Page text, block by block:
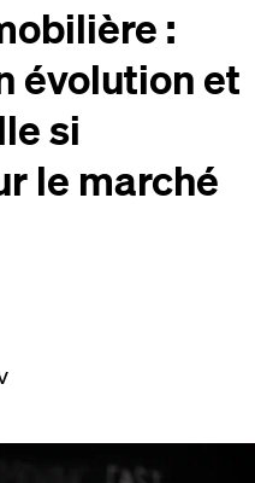
:
évolution et
si
le marché